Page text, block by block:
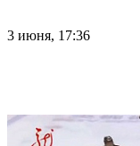
3 июня, 17:36